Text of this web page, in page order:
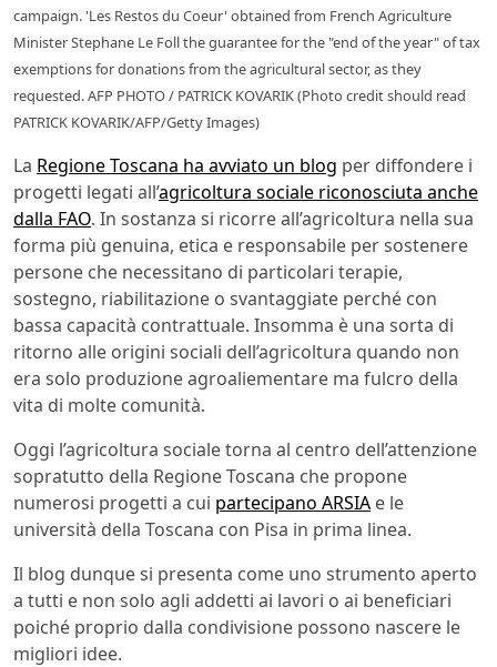
campaign. 'Les Restos du Coeur' obtained from French Agriculture
Minister Stephane Le Foll the guarantee for the "end of the year" of tax
exemptions for donations from the agricultural sector, as they
requested. AFP PHOTO / PATRICK KOVARIK (Photo credit should read
PATRICK KOVARIK/AFP/Getty Images)
La Regione Toscana ha avviato un blog per diffondere i
progetti legati all’agricoltura sociale riconosciuta anche
dalla FAO. In sostanza si ricorre all’agricoltura nella sua
forma più genuina, etica e responsabile per sostenere
persone che necessitano di particolari terapie,
sostegno, riabilitazione o svantaggiate perché con
bassa capacità contrattuale. Insomma è una sorta di
ritorno alle origini sociali dell’agricoltura quando non
era solo produzione agroaliementare ma fulcro della
vita di molte comunità.
Oggi l’agricoltura sociale torna al centro dell’attenzione
sopratutto della Regione Toscana che propone
numerosi progetti a cui partecipano ARSIA e le
università della Toscana con Pisa in prima linea.
Il blog dunque si presenta come uno strumento aperto
a tutti e non solo agli addetti ai lavori o ai beneficiari
poiché proprio dalla condivisione possono nascere le
migliori idee.